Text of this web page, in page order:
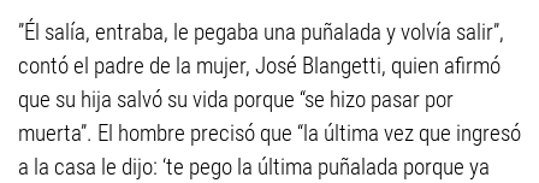
”Él salía, entraba, le pegaba una puñalada y volvía salir”,
contó el padre de la mujer, José Blangetti, quien afirmó
que su hija salvó su vida porque “se hizo pasar por
muerta”. El hombre precisó que “la última vez que ingresó
a la casa le dijo: ‘te pego la última puñalada porque ya